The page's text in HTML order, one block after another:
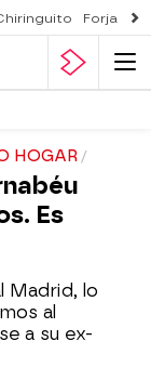
Forjado
HOGAR
Es
Madrid, lo
al
a su ex-